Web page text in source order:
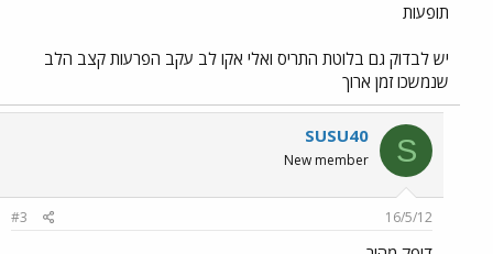
תופעות
יש לבדוק גם בלוטת התריס ואלי אקו לב עקב הפרעות קצב הלב
שנמשכו זמן ארוך
S
SUSU40
New member
16/5/12
#3